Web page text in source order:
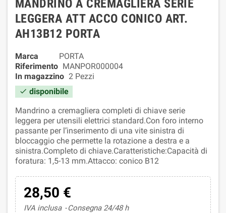
MANDRINO A CREMAGLIERA SERIE
LEGGERA ATT ACCO CONICO ART.
AH13B12 PORTA
Marca
PORTA
Riferimento MANPOR000004
In magazzino 2 Pezzi
 disponibile
Mandrino a cremagliera completi di chiave serie
leggera per utensili elettrici standard.Con foro interno
passante per l’inserimento di una vite sinistra di
bloccaggio che permette la rotazione a destra e a
sinistra.Completo di chiave.Caratteristiche:Capacità di
foratura: 1,5-13 mm.Attacco: conico B12
28,50 €
IVA inclusa Consegna 24/48 h